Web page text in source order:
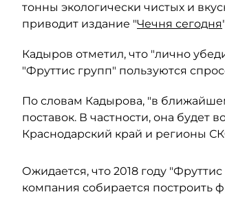
тонны экологически чистых и
приводит издание "Чечня сегодня
Кадыров отметил, что "лично
"Фруттис групп" пользуются
По словам Кадырова, "в
поставок. В частности, она будет
Краснодарский край и регионы
Ожидается, что 2018 году
компания собирается построить